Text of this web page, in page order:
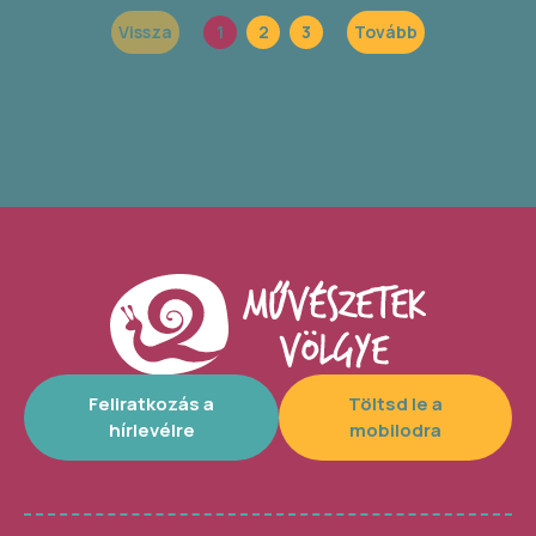
Vissza 1 2 3 Tovább
Feliratkozás a
hírlevélre
Töltsd le a
mobilodra